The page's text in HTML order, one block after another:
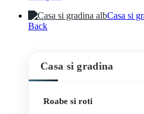
Casa si
Back
Casa si gradina
Roabe si roti